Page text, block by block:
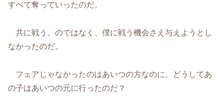
すべて奪っていったのだ。
共に戦う、のではなく、僕に戦う機会さえ与えようとし
なかったのだ。
フェアじゃなかったのはあいつの方なのに、どうしてあ
の子はあいつの元に行ったのだ？